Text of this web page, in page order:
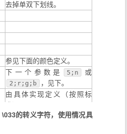
去掉单双下划线。
参见下面的颜色定义。
下一个参数是 5;n 或
2;r;g;b ，见下。
由具体实现定义（按照标
参见下面的颜色定义。
的转义字符，使用情况具